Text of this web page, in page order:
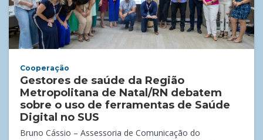
Cooperação
Gestores de saúde da Região
Metropolitana de Natal/RN debatem
sobre o uso de ferramentas de Saúde
Digital no SUS
Bruno Cássio – Assessoria de Comunicação do